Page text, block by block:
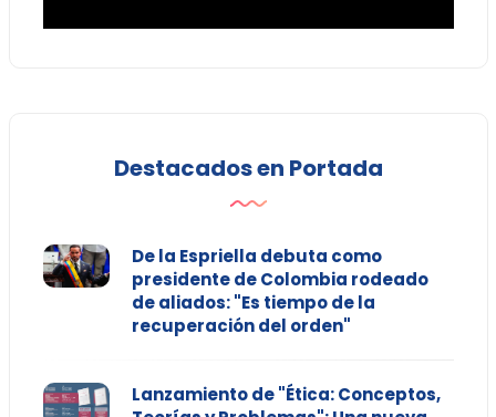
Destacados en Portada
De la Espriella debuta como
presidente de Colombia rodeado
de aliados: "Es tiempo de la
recuperación del orden"
Lanzamiento de "Ética: Conceptos,